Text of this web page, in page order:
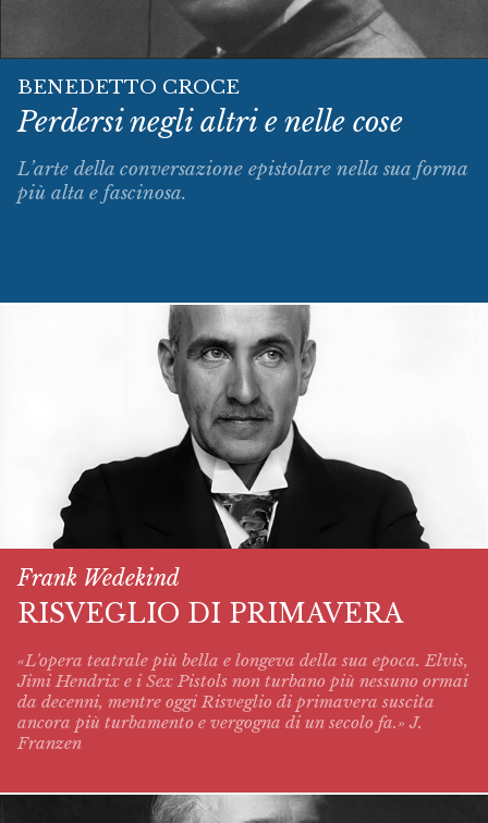
BENEDETTO CROCE
Perdersi negli altri e nelle cose
L’arte della conversazione epistolare nella sua forma
più alta e fascinosa.
Frank Wedekind
RISVEGLIO DI PRIMAVERA
«L'opera teatrale più bella e longeva della sua epoca. Elvis,
Jimi Hendrix e i Sex Pistols non turbano più nessuno ormai
da decenni, mentre oggi Risveglio di primavera suscita
ancora più turbamento e vergogna di un secolo fa.» J.
Franzen